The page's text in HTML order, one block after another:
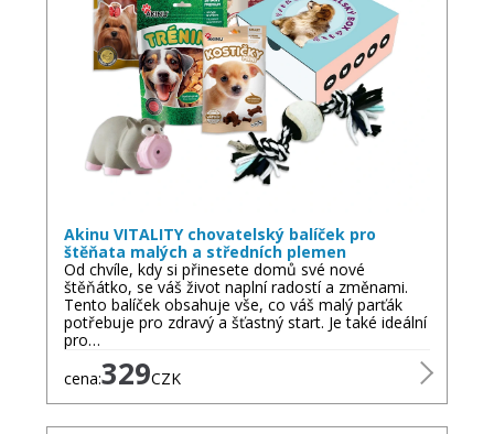
Akinu VITALITY chovatelský balíček pro
štěňata malých a středních plemen
Od chvíle, kdy si přinesete domů své nové
štěňátko, se váš život naplní radostí a změnami.
Tento balíček obsahuje vše, co váš malý parťák
potřebuje pro zdravý a šťastný start. Je také ideální
pro…
cena:329CZK